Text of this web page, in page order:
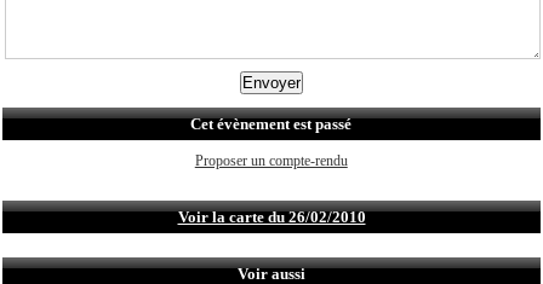
Cet évènement est passé
Proposer un compte-rendu
Voir la carte du 26/02/2010
Voir aussi